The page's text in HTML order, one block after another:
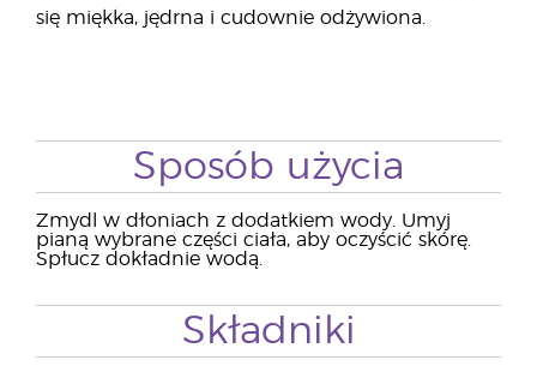
się miękka, jędrna i cudownie odżywiona.
Sposób użycia
Zmydl w dłoniach z dodatkiem wody. Umyj
pianą wybrane części ciała, aby oczyścić skórę.
Spłucz dokładnie wodą.
Składniki